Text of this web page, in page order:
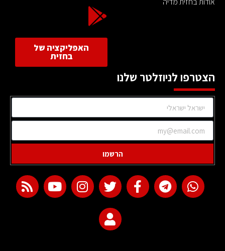
האפליקציה של
בחזית
הצטרפו לניוזלטר שלנו
הרשמו